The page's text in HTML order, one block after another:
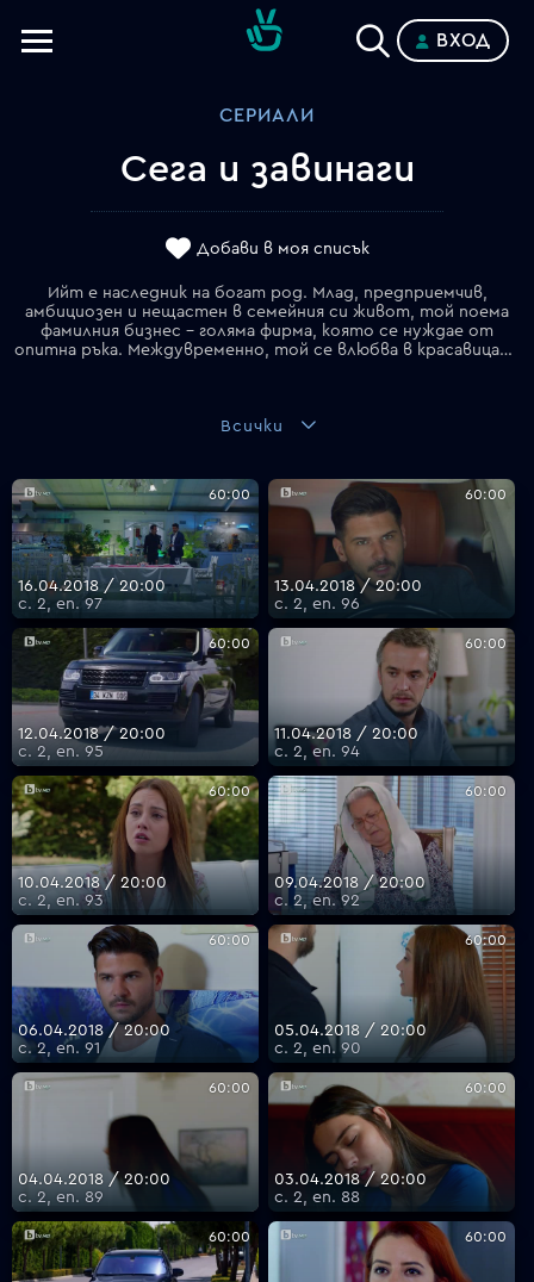
VOYO
ВХОД
СЕРИАЛИ
Сега и завинаги
Добави в моя списък
Ийт е наследник на богат род. Млад, предприемчив,
амбициозен и нещастен в семейния си живот, той поема
фамилния бизнес – голяма фирма, която се нуждае от
опитна ръка. Междувременно, той се влюбва в красавицата Нур, и то от пръв поглед...
Всички
60:00
16.04.2018 / 20:00
с. 2, еп. 97
60:00
13.04.2018 / 20:00
с. 2, еп. 96
60:00
12.04.2018 / 20:00
с. 2, еп. 95
60:00
11.04.2018 / 20:00
с. 2, еп. 94
60:00
10.04.2018 / 20:00
с. 2, еп. 93
60:00
09.04.2018 / 20:00
с. 2, еп. 92
60:00
06.04.2018 / 20:00
с. 2, еп. 91
60:00
05.04.2018 / 20:00
с. 2, еп. 90
60:00
04.04.2018 / 20:00
с. 2, еп. 89
60:00
03.04.2018 / 20:00
с. 2, еп. 88
60:00 60:00